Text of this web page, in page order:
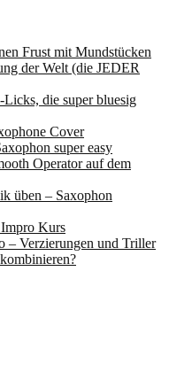
Frust mit Mundstücken
der Welt (die JEDER
die super bluesig
Cover
super easy
Operator auf dem
üben – Saxophon
Kurs
– Verzierungen und Triller